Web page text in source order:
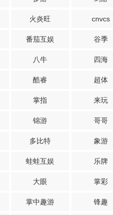
火炎旺 cnvcs
番茄互娱 谷季
八牛 四海
酷睿 超体
掌指 来玩
锦游 哥哥
多比特 象游
蛙蛙互娱 乐牌
大眼 掌彩
掌中趣游 锋趣